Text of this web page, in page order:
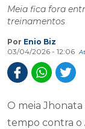
Meia fica fora
treinamentos
Por Enio Biz
03/04/2026 - 12:06
O meia
tempo contra o